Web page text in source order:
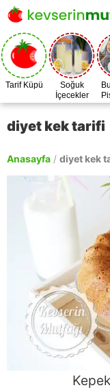
Tarif Küpü
Soğuk
İçecekler
diyet kek tarifi
Anasayfa / diyet kek